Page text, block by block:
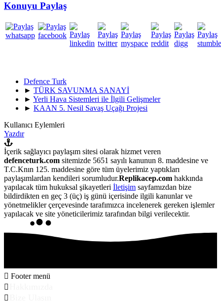
Konuyu Paylaş
Defence Turk
► TÜRK SAVUNMA SANAYİ
► Yerli Hava Sistemleri ile İlgili Gelişmeler
► KAAN 5. Nesil Savaş Uçağı Projesi
Kullanıcı Eylemleri
Yazdır
İçerik sağlayıcı paylaşım sitesi olarak hizmet veren
defenceturk.com sitemizde 5651 sayılı kanunun 8. maddesine ve
T.C.Knın 125. maddesine göre tüm üyelerimiz yaptıkları
paylaşımlardan kendileri sorumludur.Replikacep.com hakkında
yapılacak tüm hukuksal şikayetleri İletişim sayfamızdan bize
bildirdikten en geç 3 (üç) iş günü içerisinde ilgili kanunlar ve
yönetmelikler çerçevesinde tarafımızca incelenerek gereken işlemler
yapılacak ve site yöneticilerimiz tarafından bilgi verilecektir.
Footer menü